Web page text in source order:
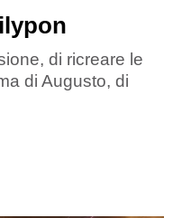
di ricreare le
di Augusto, di